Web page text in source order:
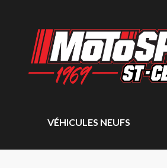
VÉHICULES NEUFS